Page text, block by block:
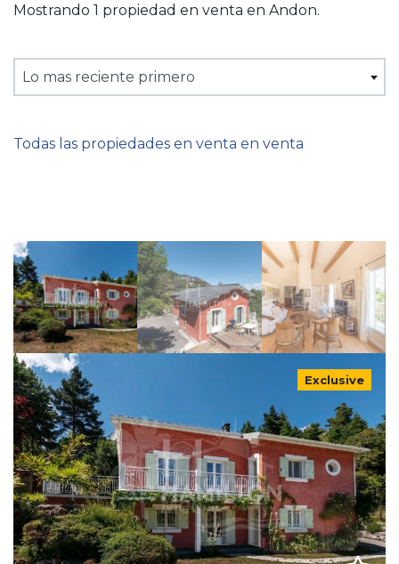
Mostrando 1 propiedad en venta en Andon.
Lo mas reciente primero
Todas las propiedades en venta en venta
Exclusive